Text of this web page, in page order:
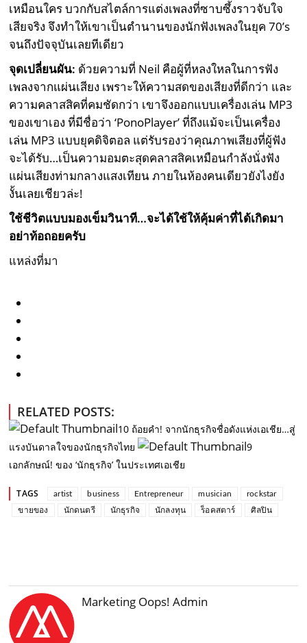
เหมือนใคร บวกกับสไตล์การแต่งเพลงที่ซาบซึ้งราวจับใจ
เสียจริง จึงทำให้เขาเป็นตำนานของนักฟังเพลงในยุค 70’s
จนถึงปัจจุบันเลยทีเดียว
จุดเปลี่ยนผัน: ด้วยความที่ Neil คือผู้ที่หลงใหลในการฟัง
เพลงจากแผ่นเสียง เพราะให้ความสดของเสียงที่ดีกว่า และ
ความคลาสสิคที่คมชัดกว่า เขาจึงออกแบบเครื่องเล่น MP3
ของเขาเอง ที่มีชื่อว่า ‘PonoPlayer’ ที่ถึงแม้จะเป็นเครื่อง
เล่น MP3 แบบยุคดิจิตอล แต่รับรองว่าคุณภาพเสียงที่ผู้ฟัง
จะได้รับ…เป็นความอมตะสุดคลาสสิคเหมือนกำลังนั่งฟัง
แผ่นเสียงท่ามกลางแสงเทียน ภายในห้องคนเดียวยังไงยัง
งั้นเลยเชียวล่ะ!
ใช้ชีวิตแบบมองเข็มวินาที…จะได้ใช้ให้คุ้มค่าที่ได้เกิดมา
อย่าท้อถอยครับ
แหล่งที่มา
RELATED POSTS:
10 ถ้อยคำ! จากนักธุรกิจชื่อดังแห่งเอเชีย…สู่
แรงบันดาลใจของนักธุรกิจไทย
9
เอกลักษณ์! ของ ‘นักธุรกิจ’ ในประเทศเอเชีย
TAGS artist business Entrepreneur musician
rockstar
ขายของ
นักดนตรี นักธุรกิจ นักลงทุน ร็อคสตาร์ ศิลปิน
Marketing Oops! Admin